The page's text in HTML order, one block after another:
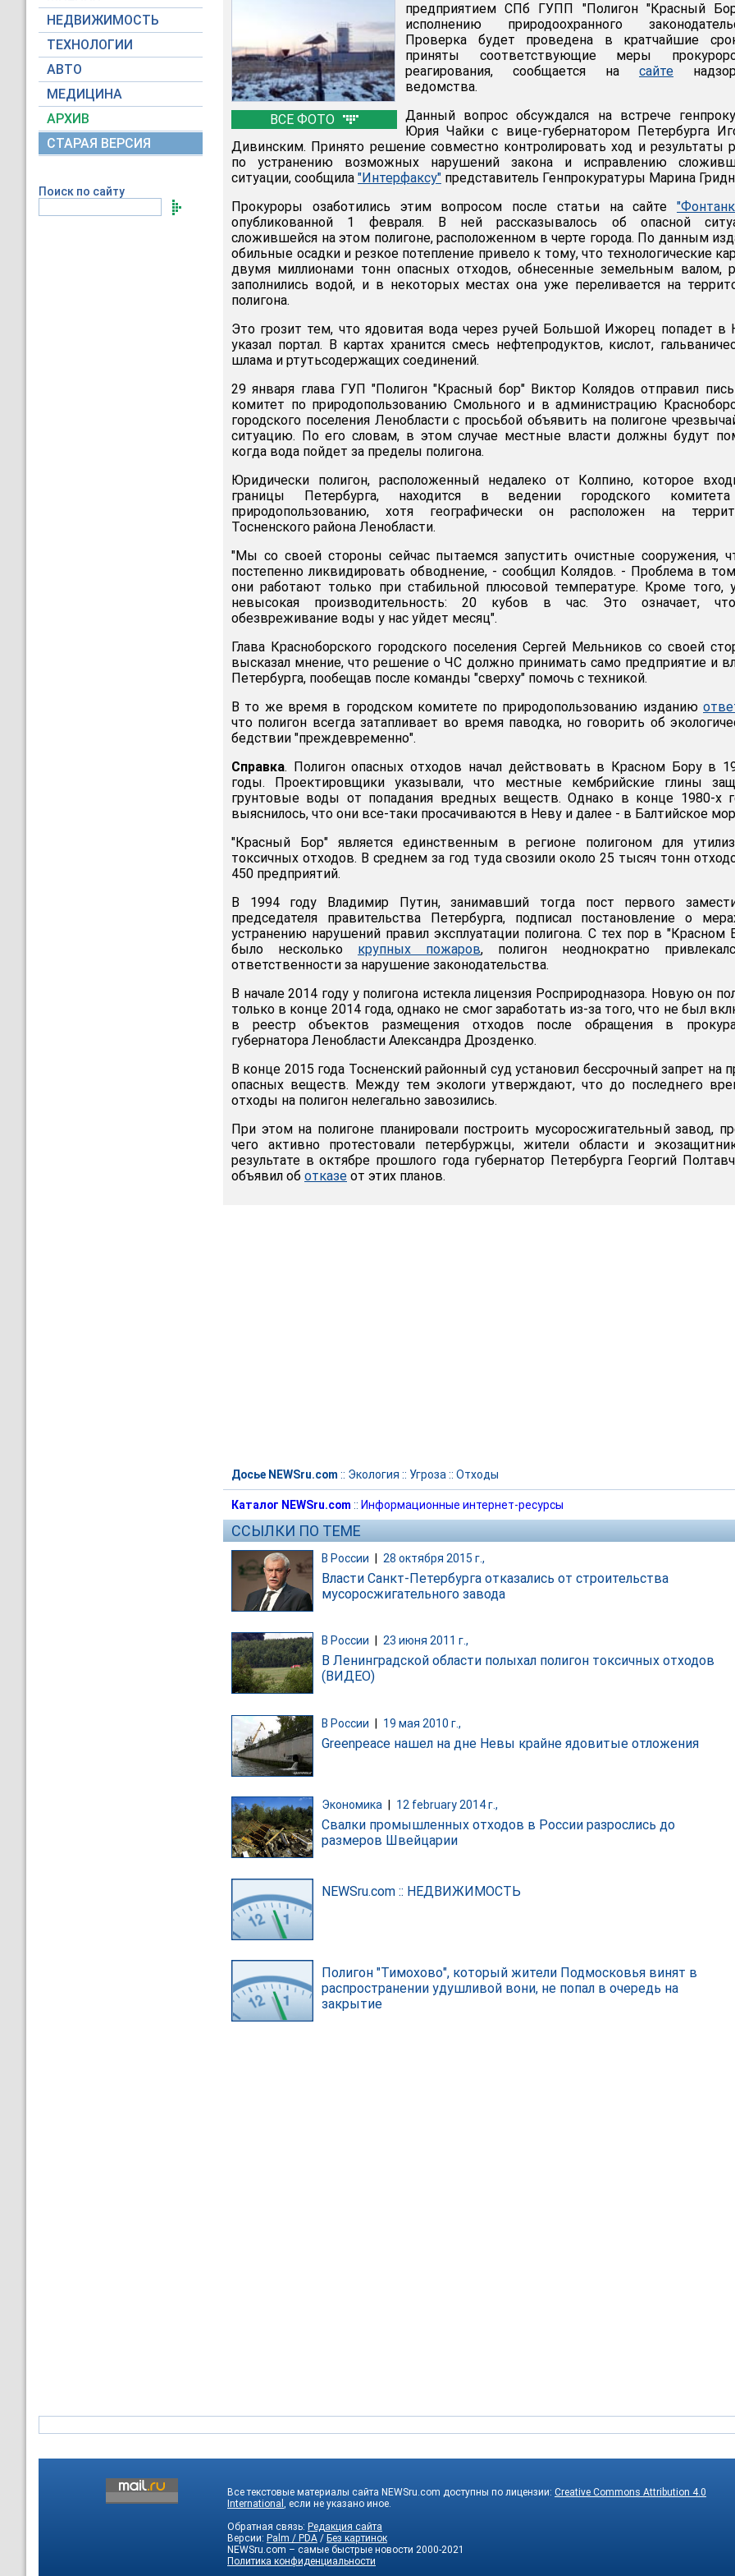
НЕДВИЖИМОСТЬ
ТЕХНОЛОГИИ
АВТО
МЕДИЦИНА
АРХИВ
СТАРАЯ ВЕРСИЯ
Поиск по сайту
ВСЕ ФОТО
предприятием СПб ГУПП "Полигон "Красный
исполнению природоохранного
Проверка будет проведена в кратчайшие
приняты соответствующие меры
реагирования, сообщается на сайте
ведомства.
Данный вопрос обсуждался на встрече
Юрия Чайки с вице-губернатором Петербурга
Дивинским. Принято решение совместно контролировать ход и результаты
по устранению возможных нарушений закона и исправлению
ситуации, сообщила "Интерфаксу" представитель Генпрокуратуры Марина
Прокуроры озаботились этим вопросом после статьи на сайте
опубликованной 1 февраля. В ней рассказывалось об опасной
сложившейся на этом полигоне, расположенном в черте города. По данным
обильные осадки и резкое потепление привело к тому, что технологические
двумя миллионами тонн опасных отходов, обнесенные земельным валом,
заполнились водой, и в некоторых местах она уже переливается на
полигона.
Это грозит тем, что ядовитая вода через ручей Большой Ижорец попадет в
указал портал. В картах хранится смесь нефтепродуктов, кислот,
шлама и ртутьсодержащих соединений.
29 января глава ГУП "Полигон "Красный бор" Виктор Колядов отправил
комитет по природопользованию Смольного и в администрацию
городского поселения Ленобласти с просьбой объявить на полигоне
ситуацию. По его словам, в этом случае местные власти должны будут
когда вода пойдет за пределы полигона.
Юридически полигон, расположенный недалеко от Колпино, которое
границы Петербурга, находится в ведении городского
природопользованию, хотя географически он расположен на
Тосненского района Ленобласти.
"Мы со своей стороны сейчас пытаемся запустить очистные сооружения,
постепенно ликвидировать обводнение, - сообщил Колядов. - Проблема в
они работают только при стабильной плюсовой температуре. Кроме того,
невысокая производительность: 20 кубов в час. Это означает,
обезвреживание воды у нас уйдет месяц".
Глава Красноборского городского поселения Сергей Мельников со своей
высказал мнение, что решение о ЧС должно принимать само предприятие и
Петербурга, пообещав после команды "сверху" помочь с техникой.
В то же время в городском комитете по природопользованию изданию
что полигон всегда затапливает во время паводка, но говорить об
бедствии "преждевременно".
Справка. Полигон опасных отходов начал действовать в Красном Бору в
годы. Проектировщики указывали, что местные кембрийские глины
грунтовые воды от попадания вредных веществ. Однако в конце 1980-х
выяснилось, что они все-таки просачиваются в Неву и далее - в Балтийское
"Красный Бор" является единственным в регионе полигоном для
токсичных отходов. В среднем за год туда свозили около 25 тысяч тонн
450 предприятий.
В 1994 году Владимир Путин, занимавший тогда пост первого
председателя правительства Петербурга, подписал постановление о
устранению нарушений правил эксплуатации полигона. С тех пор в "Красном
было несколько крупных пожаров, полигон неоднократно
ответственности за нарушение законодательства.
В начале 2014 году у полигона истекла лицензия Росприродназора. Новую он
только в конце 2014 года, однако не смог заработать из-за того, что не был
в реестр объектов размещения отходов после обращения в
губернатора Ленобласти Александра Дрозденко.
В конце 2015 года Тосненский районный суд установил бессрочный запрет на
опасных веществ. Между тем экологи утверждают, что до последнего
отходы на полигон нелегально завозились.
При этом на полигоне планировали построить мусоросжигательный завод,
чего активно протестовали петербуржцы, жители области и
результате в октябре прошлого года губернатор Петербурга Георгий
объявил об отказе от этих планов.
Досье NEWSru.com :: Экология :: Угроза :: Отходы
Каталог NEWSru.com :: Информационные интернет-ресурсы
ССЫЛКИ ПО ТЕМЕ
В России 28 октября 2015 г.,
Власти Санкт-Петербурга отказались от строительства
мусоросжигательного завода
В России 23 июня 2011 г.,
В Ленинградской области полыхал полигон токсичных отходов
(ВИДЕО)
В России | 19 мая 2010 г.,
Greenpeace нашел на дне Невы крайне ядовитые отложения
Экономика | 12 february 2014 г.,
Свалки промышленных отходов в России разрослись до
размеров Швейцарии
NEWSru.com :: НЕДВИЖИМОСТЬ
Полигон "Тимохово", который жители Подмосковья винят в
распространении удушливой вони, не попал в очередь на
закрытие
Все текстовые материалы сайта NEWSru.com доступны по лицензии: Creative Commons Attribution 4.0
International , если не указано иное.
Обратная связь: Редакция сайта
Версии: Palm / PDA / Без картинок
NEWSru.com – самые быстрые новости 2000-2021
Политика конфиденциальности